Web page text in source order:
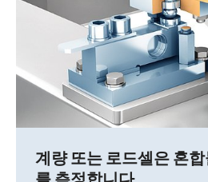
계량 또는 로드셀은 혼
를 측정합니다